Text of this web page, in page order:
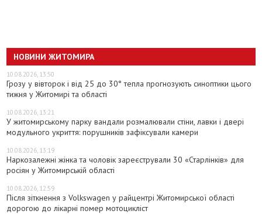
НОВИНИ ЖИТОМИРА
10.08.2026, 13:50
Грозу у вівторок і від 25 до 30° тепла прогнозують синоптики цього
тижня у Житомирі та області
10.08.2026, 13:21
У житомирському парку вандали розмалювали стіни, лавки і двері
модульного укриття: порушників зафіксували камери
10.08.2026, 13:19
Наркозалежні жінка та чоловік зареєстрували 30 «Старлінків» для
росіян у Житомирській області
10.08.2026, 12:59
Після зіткнення з Volkswagen у райцентрі Житомирської області
дорогою до лікарні помер мотоцикліст